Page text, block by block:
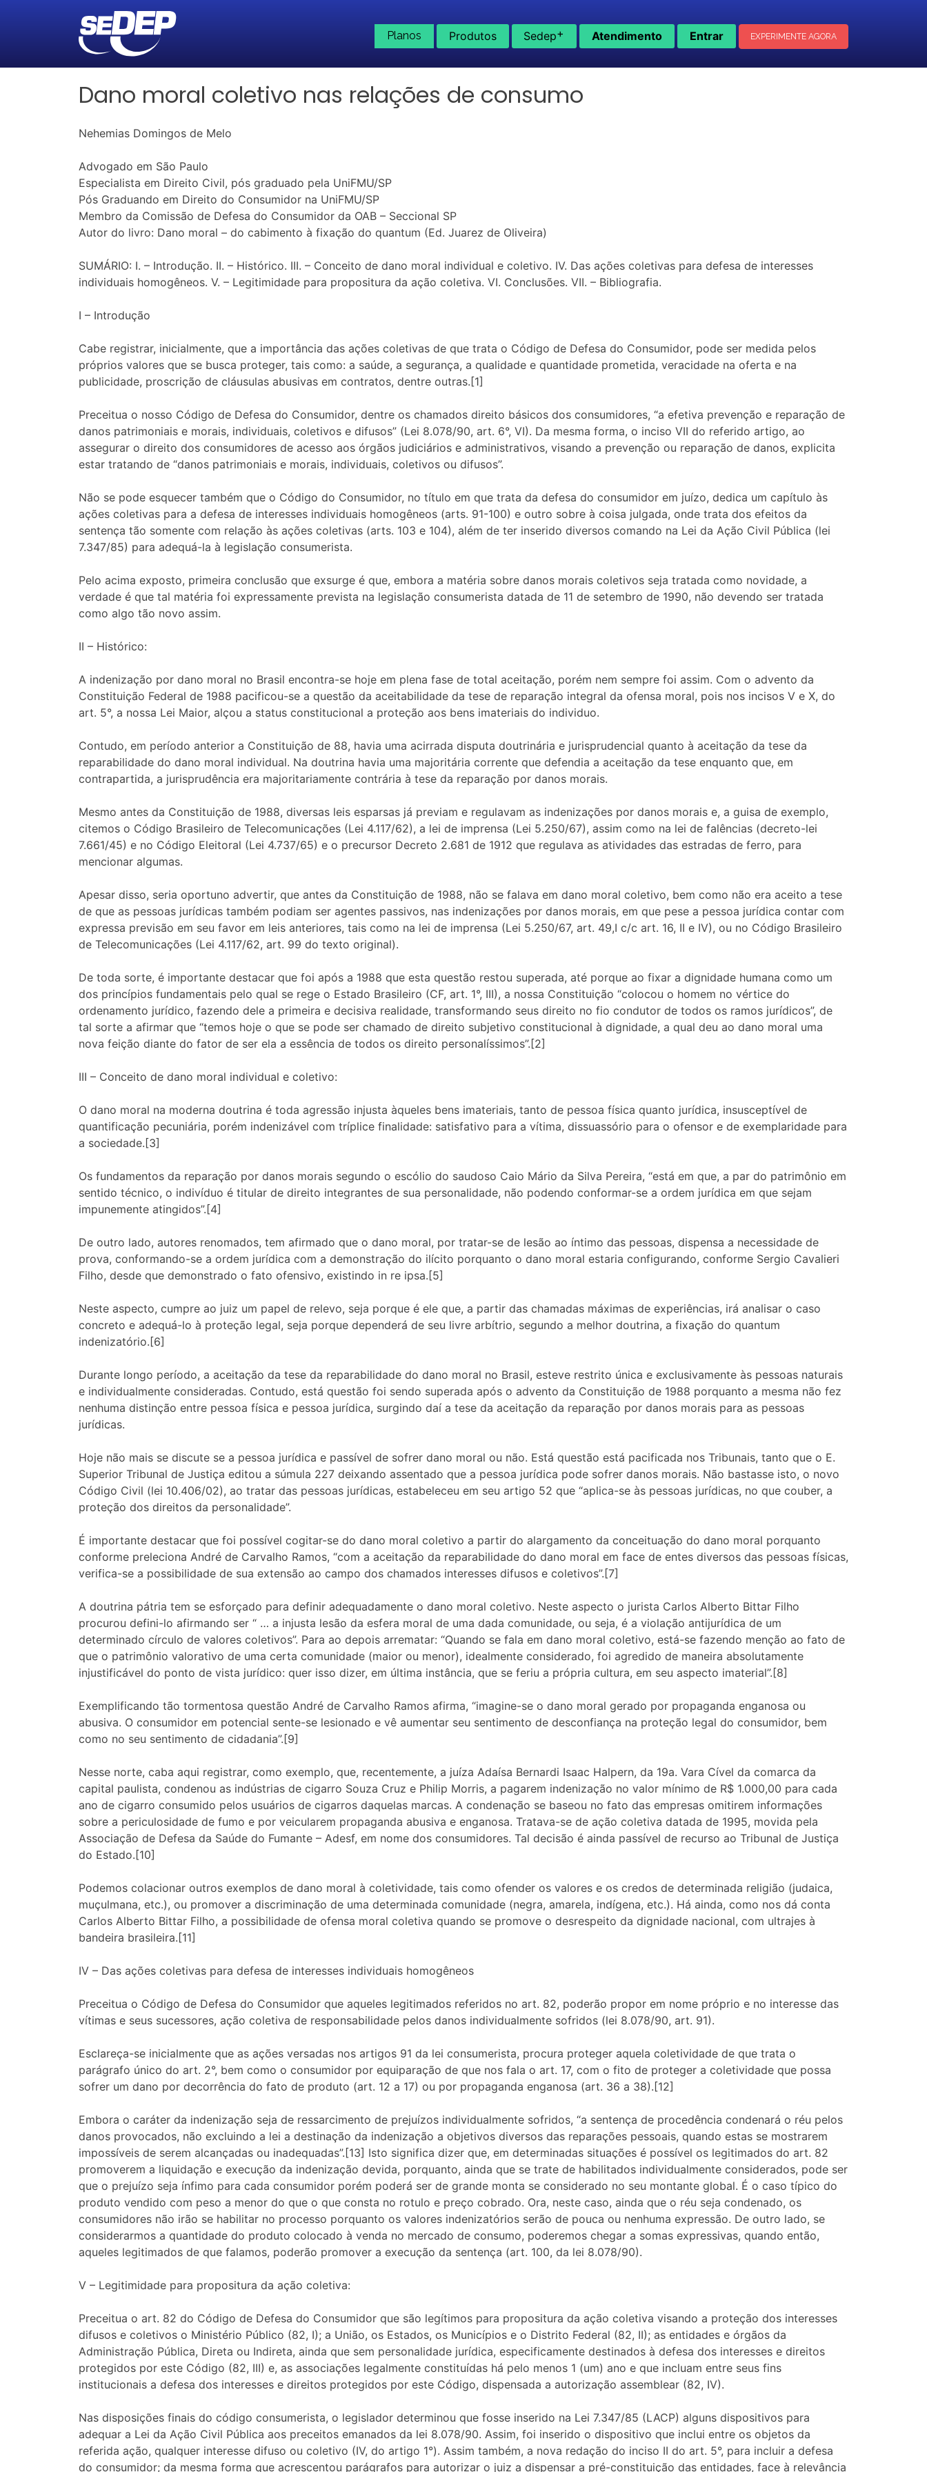
Planos Produtos Sedep+ Atendimento Entrar EXPERIMENTE AGORA
Dano moral coletivo nas relações de consumo
Nehemias Domingos de Melo
Advogado em São Paulo
Especialista em Direito Civil, pós graduado pela UniFMU/SP
Pós Graduando em Direito do Consumidor na UniFMU/SP
Membro da Comissão de Defesa do Consumidor da OAB – Seccional SP
Autor do livro: Dano moral – do cabimento à fixação do quantum (Ed. Juarez de Oliveira)
SUMÁRIO: I. – Introdução. II. – Histórico. III. – Conceito de dano moral individual e coletivo. IV. Das ações coletivas para defesa de interesses
individuais homogêneos. V. – Legitimidade para propositura da ação coletiva. VI. Conclusões. VII. – Bibliografia.
I – Introdução
Cabe registrar, inicialmente, que a importância das ações coletivas de que trata o Código de Defesa do Consumidor, pode ser medida pelos
próprios valores que se busca proteger, tais como: a saúde, a segurança, a qualidade e quantidade prometida, veracidade na oferta e na
publicidade, proscrição de cláusulas abusivas em contratos, dentre outras.[1]
Preceitua o nosso Código de Defesa do Consumidor, dentre os chamados direito básicos dos consumidores, “a efetiva prevenção e reparação de
danos patrimoniais e morais, individuais, coletivos e difusos” (Lei 8.078/90, art. 6°, VI). Da mesma forma, o inciso VII do referido artigo, ao
assegurar o direito dos consumidores de acesso aos órgãos judiciários e administrativos, visando a prevenção ou reparação de danos, explicita
estar tratando de “danos patrimoniais e morais, individuais, coletivos ou difusos”.
Não se pode esquecer também que o Código do Consumidor, no título em que trata da defesa do consumidor em juízo, dedica um capítulo às
ações coletivas para a defesa de interesses individuais homogêneos (arts. 91-100) e outro sobre à coisa julgada, onde trata dos efeitos da
sentença tão somente com relação às ações coletivas (arts. 103 e 104), além de ter inserido diversos comando na Lei da Ação Civil Pública (lei
7.347/85) para adequá-la à legislação consumerista.
Pelo acima exposto, primeira conclusão que exsurge é que, embora a matéria sobre danos morais coletivos seja tratada como novidade, a
verdade é que tal matéria foi expressamente prevista na legislação consumerista datada de 11 de setembro de 1990, não devendo ser tratada
como algo tão novo assim.
II – Histórico:
A indenização por dano moral no Brasil encontra-se hoje em plena fase de total aceitação, porém nem sempre foi assim. Com o advento da
Constituição Federal de 1988 pacificou-se a questão da aceitabilidade da tese de reparação integral da ofensa moral, pois nos incisos V e X, do
art. 5°, a nossa Lei Maior, alçou a status constitucional a proteção aos bens imateriais do individuo.
Contudo, em período anterior a Constituição de 88, havia uma acirrada disputa doutrinária e jurisprudencial quanto à aceitação da tese da
reparabilidade do dano moral individual. Na doutrina havia uma majoritária corrente que defendia a aceitação da tese enquanto que, em
contrapartida, a jurisprudência era majoritariamente contrária à tese da reparação por danos morais.
Mesmo antes da Constituição de 1988, diversas leis esparsas já previam e regulavam as indenizações por danos morais e, a guisa de exemplo,
citemos o Código Brasileiro de Telecomunicações (Lei 4.117/62), a lei de imprensa (Lei 5.250/67), assim como na lei de falências (decreto-lei
7.661/45) e no Código Eleitoral (Lei 4.737/65) e o precursor Decreto 2.681 de 1912 que regulava as atividades das estradas de ferro, para
mencionar algumas.
Apesar disso, seria oportuno advertir, que antes da Constituição de 1988, não se falava em dano moral coletivo, bem como não era aceito a tese
de que as pessoas jurídicas também podiam ser agentes passivos, nas indenizações por danos morais, em que pese a pessoa jurídica contar com
expressa previsão em seu favor em leis anteriores, tais como na lei de imprensa (Lei 5.250/67, art. 49,I c/c art. 16, II e IV), ou no Código Brasileiro
de Telecomunicações (Lei 4.117/62, art. 99 do texto original).
De toda sorte, é importante destacar que foi após a 1988 que esta questão restou superada, até porque ao fixar a dignidade humana como um
dos princípios fundamentais pelo qual se rege o Estado Brasileiro (CF, art. 1°, III), a nossa Constituição “colocou o homem no vértice do
ordenamento jurídico, fazendo dele a primeira e decisiva realidade, transformando seus direito no fio condutor de todos os ramos jurídicos”, de
tal sorte a afirmar que “temos hoje o que se pode ser chamado de direito subjetivo constitucional à dignidade, a qual deu ao dano moral uma
nova feição diante do fator de ser ela a essência de todos os direito personalíssimos”.[2]
III – Conceito de dano moral individual e coletivo:
O dano moral na moderna doutrina é toda agressão injusta àqueles bens imateriais, tanto de pessoa física quanto jurídica, insusceptível de
quantificação pecuniária, porém indenizável com tríplice finalidade: satisfativo para a vítima, dissuassório para o ofensor e de exemplaridade para
a sociedade.[3]
Os fundamentos da reparação por danos morais segundo o escólio do saudoso Caio Mário da Silva Pereira, “está em que, a par do patrimônio em
sentido técnico, o indivíduo é titular de direito integrantes de sua personalidade, não podendo conformar-se a ordem jurídica em que sejam
impunemente atingidos”.[4]
De outro lado, autores renomados, tem afirmado que o dano moral, por tratar-se de lesão ao íntimo das pessoas, dispensa a necessidade de
prova, conformando-se a ordem jurídica com a demonstração do ilícito porquanto o dano moral estaria configurando, conforme Sergio Cavalieri
Filho, desde que demonstrado o fato ofensivo, existindo in re ipsa.[5]
Neste aspecto, cumpre ao juiz um papel de relevo, seja porque é ele que, a partir das chamadas máximas de experiências, irá analisar o caso
concreto e adequá-lo à proteção legal, seja porque dependerá de seu livre arbítrio, segundo a melhor doutrina, a fixação do quantum
indenizatório.[6]
Durante longo período, a aceitação da tese da reparabilidade do dano moral no Brasil, esteve restrito única e exclusivamente às pessoas naturais
e individualmente consideradas. Contudo, está questão foi sendo superada após o advento da Constituição de 1988 porquanto a mesma não fez
nenhuma distinção entre pessoa física e pessoa jurídica, surgindo daí a tese da aceitação da reparação por danos morais para as pessoas
jurídicas.
Hoje não mais se discute se a pessoa jurídica e passível de sofrer dano moral ou não. Está questão está pacificada nos Tribunais, tanto que o E.
Superior Tribunal de Justiça editou a súmula 227 deixando assentado que a pessoa jurídica pode sofrer danos morais. Não bastasse isto, o novo
Código Civil (lei 10.406/02), ao tratar das pessoas jurídicas, estabeleceu em seu artigo 52 que “aplica-se às pessoas jurídicas, no que couber, a
proteção dos direitos da personalidade”.
É importante destacar que foi possível cogitar-se do dano moral coletivo a partir do alargamento da conceituação do dano moral porquanto
conforme preleciona André de Carvalho Ramos, “com a aceitação da reparabilidade do dano moral em face de entes diversos das pessoas físicas,
verifica-se a possibilidade de sua extensão ao campo dos chamados interesses difusos e coletivos”.[7]
A doutrina pátria tem se esforçado para definir adequadamente o dano moral coletivo. Neste aspecto o jurista Carlos Alberto Bittar Filho
procurou defini-lo afirmando ser “ … a injusta lesão da esfera moral de uma dada comunidade, ou seja, é a violação antijurídica de um
determinado círculo de valores coletivos”. Para ao depois arrematar: “Quando se fala em dano moral coletivo, está-se fazendo menção ao fato de
que o patrimônio valorativo de uma certa comunidade (maior ou menor), idealmente considerado, foi agredido de maneira absolutamente
injustificável do ponto de vista jurídico: quer isso dizer, em última instância, que se feriu a própria cultura, em seu aspecto imaterial”.[8]
Exemplificando tão tormentosa questão André de Carvalho Ramos afirma, “imagine-se o dano moral gerado por propaganda enganosa ou
abusiva. O consumidor em potencial sente-se lesionado e vê aumentar seu sentimento de desconfiança na proteção legal do consumidor, bem
como no seu sentimento de cidadania”.[9]
Nesse norte, caba aqui registrar, como exemplo, que, recentemente, a juíza Adaísa Bernardi Isaac Halpern, da 19a. Vara Cível da comarca da
capital paulista, condenou as indústrias de cigarro Souza Cruz e Philip Morris, a pagarem indenização no valor mínimo de R$ 1.000,00 para cada
ano de cigarro consumido pelos usuários de cigarros daquelas marcas. A condenação se baseou no fato das empresas omitirem informações
sobre a periculosidade de fumo e por veicularem propaganda abusiva e enganosa. Tratava-se de ação coletiva datada de 1995, movida pela
Associação de Defesa da Saúde do Fumante – Adesf, em nome dos consumidores. Tal decisão é ainda passível de recurso ao Tribunal de Justiça
do Estado.[10]
Podemos colacionar outros exemplos de dano moral à coletividade, tais como ofender os valores e os credos de determinada religião (judaica,
muçulmana, etc.), ou promover a discriminação de uma determinada comunidade (negra, amarela, indígena, etc.). Há ainda, como nos dá conta
Carlos Alberto Bittar Filho, a possibilidade de ofensa moral coletiva quando se promove o desrespeito da dignidade nacional, com ultrajes à
bandeira brasileira.[11]
IV – Das ações coletivas para defesa de interesses individuais homogêneos
Preceitua o Código de Defesa do Consumidor que aqueles legitimados referidos no art. 82, poderão propor em nome próprio e no interesse das
vítimas e seus sucessores, ação coletiva de responsabilidade pelos danos individualmente sofridos (lei 8.078/90, art. 91).
Esclareça-se inicialmente que as ações versadas nos artigos 91 da lei consumerista, procura proteger aquela coletividade de que trata o
parágrafo único do art. 2°, bem como o consumidor por equiparação de que nos fala o art. 17, com o fito de proteger a coletividade que possa
sofrer um dano por decorrência do fato de produto (art. 12 a 17) ou por propaganda enganosa (art. 36 a 38).[12]
Embora o caráter da indenização seja de ressarcimento de prejuízos individualmente sofridos, “a sentença de procedência condenará o réu pelos
danos provocados, não excluindo a lei a destinação da indenização a objetivos diversos das reparações pessoais, quando estas se mostrarem
impossíveis de serem alcançadas ou inadequadas”.[13] Isto significa dizer que, em determinadas situações é possível os legitimados do art. 82
promoverem a liquidação e execução da indenização devida, porquanto, ainda que se trate de habilitados individualmente considerados, pode ser
que o prejuízo seja ínfimo para cada consumidor porém poderá ser de grande monta se considerado no seu montante global. É o caso típico do
produto vendido com peso a menor do que o que consta no rotulo e preço cobrado. Ora, neste caso, ainda que o réu seja condenado, os
consumidores não irão se habilitar no processo porquanto os valores indenizatórios serão de pouca ou nenhuma expressão. De outro lado, se
considerarmos a quantidade do produto colocado à venda no mercado de consumo, poderemos chegar a somas expressivas, quando então,
aqueles legitimados de que falamos, poderão promover a execução da sentença (art. 100, da lei 8.078/90).
V – Legitimidade para propositura da ação coletiva:
Preceitua o art. 82 do Código de Defesa do Consumidor que são legítimos para propositura da ação coletiva visando a proteção dos interesses
difusos e coletivos o Ministério Público (82, I); a União, os Estados, os Municípios e o Distrito Federal (82, II); as entidades e órgãos da
Administração Pública, Direta ou Indireta, ainda que sem personalidade jurídica, especificamente destinados à defesa dos interesses e direitos
protegidos por este Código (82, III) e, as associações legalmente constituídas há pelo menos 1 (um) ano e que incluam entre seus fins
institucionais a defesa dos interesses e direitos protegidos por este Código, dispensada a autorização assemblear (82, IV).
Nas disposições finais do código consumerista, o legislador determinou que fosse inserido na Lei 7.347/85 (LACP) alguns dispositivos para
adequar a Lei da Ação Civil Pública aos preceitos emanados da lei 8.078/90. Assim, foi inserido o dispositivo que inclui entre os objetos da
referida ação, qualquer interesse difuso ou coletivo (IV, do artigo 1°). Assim também, a nova redação do inciso II do art. 5°, para incluir a defesa
do consumidor; da mesma forma que acrescentou parágrafos para autorizar o juiz a dispensar a pré-constituição das entidades, face à relevância